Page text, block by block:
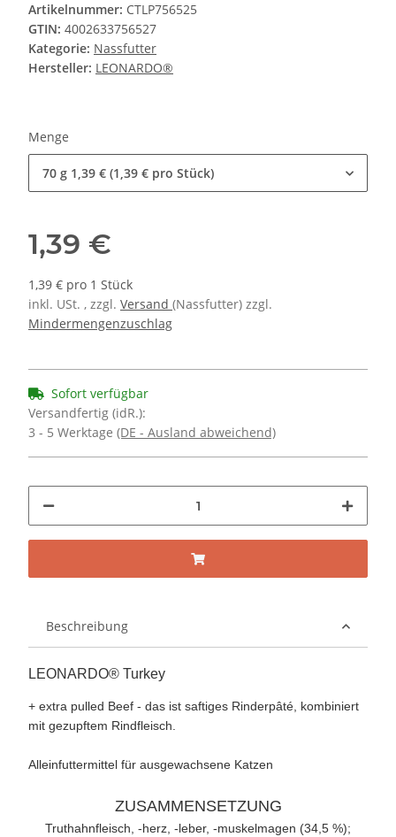
Artikelnummer: CTLP756525
GTIN: 4002633756527
Kategorie: Nassfutter
Hersteller: LEONARDO®
Menge
70 g 1,39 € (1,39 € pro Stück)
1,39 €
1,39 € pro 1 Stück
inkl. USt. , zzgl. Versand (Nassfutter) zzgl.
Mindermengenzuschlag
Sofort verfügbar
Versandfertig (idR.):
3 - 5 Werktage (DE - Ausland abweichend)
Beschreibung
LEONARDO® Turkey
+ extra pulled Beef - das ist saftiges Rinderpâté, kombiniert
mit gezupftem Rindfleisch.
Alleinfuttermittel für ausgewachsene Katzen
ZUSAMMENSETZUNG
Truthahnfleisch, -herz, -leber, -muskelmagen (34,5 %);